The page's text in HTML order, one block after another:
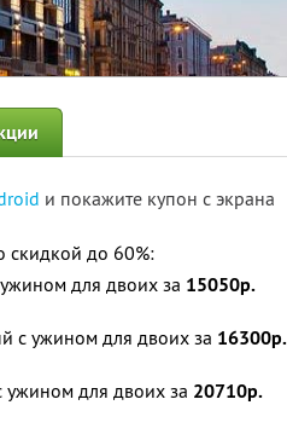
и покажите купон с экрана
скидкой до 60%:
для двоих за 15050р.
с ужином для двоих за 16300р.
ужином для двоих за 20710р.